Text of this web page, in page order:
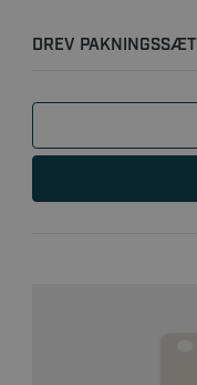
DREV PAKNINGSSÆT